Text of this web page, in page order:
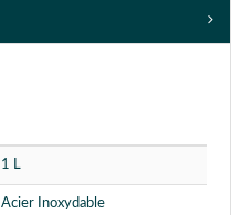
1 L
Acier Inoxydable